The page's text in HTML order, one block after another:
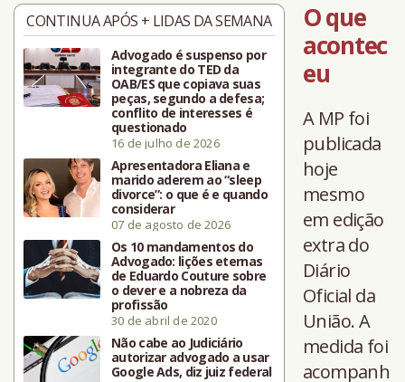
CONTINUA APÓS + LIDAS DA SEMANA
Advogado é suspenso por
integrante do TED da
OAB/ES que copiava suas
peças, segundo a defesa;
conflito de interesses é
questionado
16 de julho de 2026
Apresentadora Eliana e
marido aderem ao “sleep
divorce”: o que é e quando
considerar
07 de agosto de 2026
Os 10 mandamentos do
Advogado: lições eternas
de Eduardo Couture sobre
o dever e a nobreza da
profissão
30 de abril de 2020
Não cabe ao Judiciário
autorizar advogado a usar
Google Ads, diz juiz federal
O que
acontec
eu
A MP foi
publicada
hoje
mesmo
em edição
extra do
Diário
Oficial da
União. A
medida foi
acompanh